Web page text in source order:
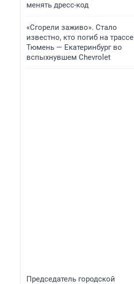
менять дресс-код
«Сгорели заживо». Стало
известно, кто погиб на трассе
Тюмень — Екатеринбург во
вспыхнувшем Chevrolet
Председатель городской